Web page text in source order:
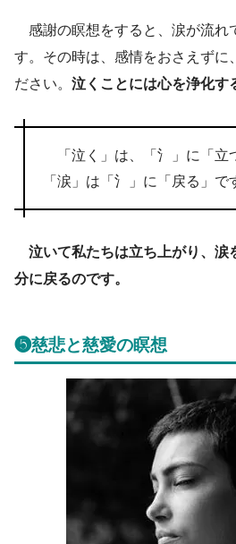
感謝の瞑想をすると、涙が流れ
す。その時は、感情をおさえずに
ださい。 泣くことには心を浄化す
「泣く」は、「氵」に「立
「涙」は「氵」に「戻る」で
泣いて私たちは立ち上がり、涙
分に戻るのです。
❺慈悲と慈愛の瞑想